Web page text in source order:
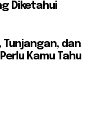
Diketahui
Tunjangan, dan
Kamu Tahu